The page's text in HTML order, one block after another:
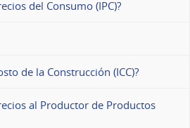
del Consumo (IPC)?
de la Construcción (ICC)?
al Productor de Productos